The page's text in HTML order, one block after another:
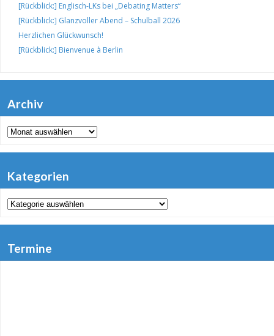
[Rückblick:] Englisch-LKs bei „Debating Matters“
[Rückblick:] Glanzvoller Abend – Schulball 2026
Herzlichen Glückwunsch!
[Rückblick:] Bienvenue à Berlin
Archiv
Archiv
Kategorien
Kategorien
Termine